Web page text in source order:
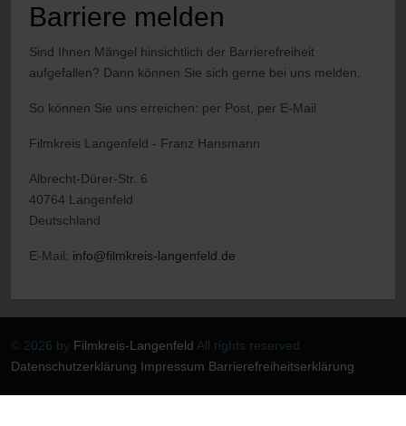
Barriere melden
Sind Ihnen Mängel hinsichtlich der Barrierefreiheit
aufgefallen? Dann können Sie sich gerne bei uns melden.
So können Sie uns erreichen: per Post, per E-Mail
Filmkreis Langenfeld - Franz Hansmann
Albrecht-Dürer-Str. 6
40764 Langenfeld
Deutschland
E-Mail: info@filmkreis-langenfeld.de
© 2026 by Filmkreis-Langenfeld All rights reserved
Datenschutzerklärung Impressum Barrierefreiheitserklärung